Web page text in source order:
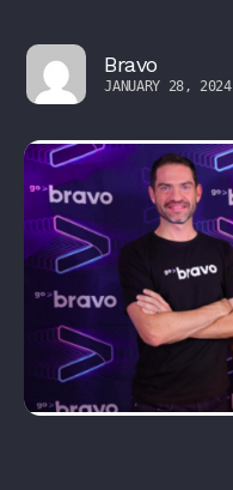
Bravo
JANUARY 28, 2024